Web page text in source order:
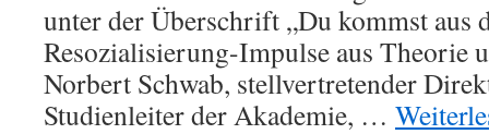
unter der Überschrift „Du kommst aus
Resozialisierung-Impulse aus Theorie
Norbert Schwab, stellvertretender
Studienleiter der Akademie, …